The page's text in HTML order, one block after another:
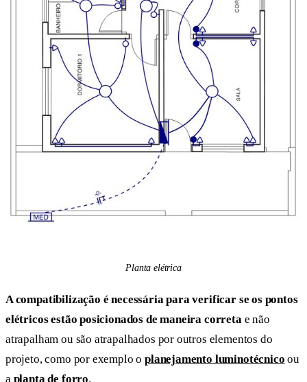
Planta elétrica
A compatibilização é necessária para verificar se os pontos
elétricos estão posicionados de maneira correta e não
atrapalham ou são atrapalhados por outros elementos do
projeto, como por exemplo oplanejamento luminotécnico ou
a planta de forro.